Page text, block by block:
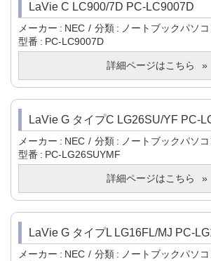
LaVie C LC900/7D PC-LC9007D
メーカー NEC 分類
ノートブックパソ
型番
PC-LC9007D
詳細ページはこちら
LaVie G タイプC LG26SU/YF PC-
メーカー NEC 分類
ノートブックパソ
型番
PC-LG26SUYMF
詳細ページはこちら
LaVie G タイプL LG16FL/MJ PC-
メーカー NEC 分類
ノートブックパソ